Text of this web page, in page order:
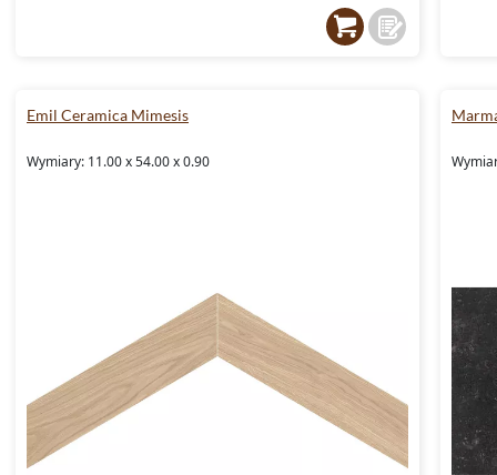
Emil Ceramica Mimesis
Wymiary: 11.00 x 54.00 x 0.90